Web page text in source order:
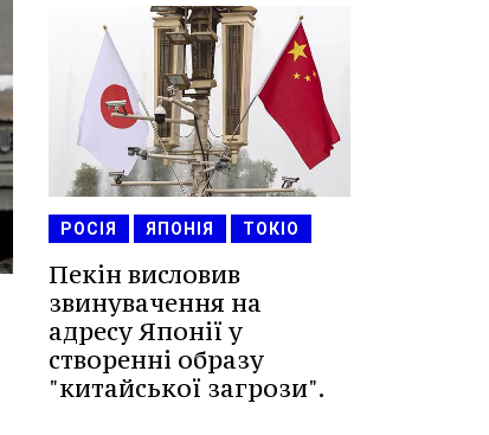
РОСІЯ ЯПОНІЯ ТОКІО
Пекін висловив
звинувачення на
адресу Японії у
створенні образу
"китайської загрози".